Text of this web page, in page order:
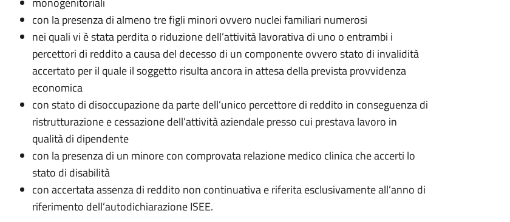
con la presenza di almeno tre figli minori ovvero nuclei familiari numerosi
nei quali vi è stata perdita o riduzione dell’attività lavorativa di uno o entrambi i
percettori di reddito a causa del decesso di un componente ovvero stato di invalidità
accertato per il quale il soggetto risulta ancora in attesa della prevista provvidenza
economica
con stato di disoccupazione da parte dell’unico percettore di reddito in conseguenza di
ristrutturazione e cessazione dell’attività aziendale presso cui prestava lavoro in
qualità di dipendente
con la presenza di un minore con comprovata relazione medico clinica che accerti lo
stato di disabilità
con accertata assenza di reddito non continuativa e riferita esclusivamente all’anno di
riferimento dell’autodichiarazione ISEE.